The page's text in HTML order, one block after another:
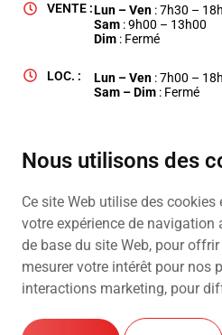
Nous utilisons des
Ce site Web utilise des
votre expérience de navigation
de base du site Web, pour offrir
mesurer votre intérêt pour nos
interactions marketing, pour
VENTE :Lun – Ven : 7h30 –
Sam : 9h00 – 13h00
Dim : Fermé
LOC. : Lun – Ven : 7h00 –
Sam – Dim : Fermé
Vente
Ⓒ Hoslet